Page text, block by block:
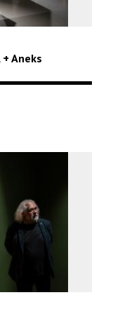
Aneks